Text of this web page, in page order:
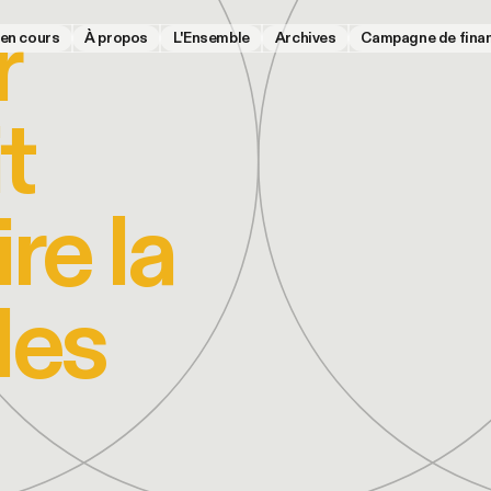
cours À propos L'Ensemble Archives Campagne de
la